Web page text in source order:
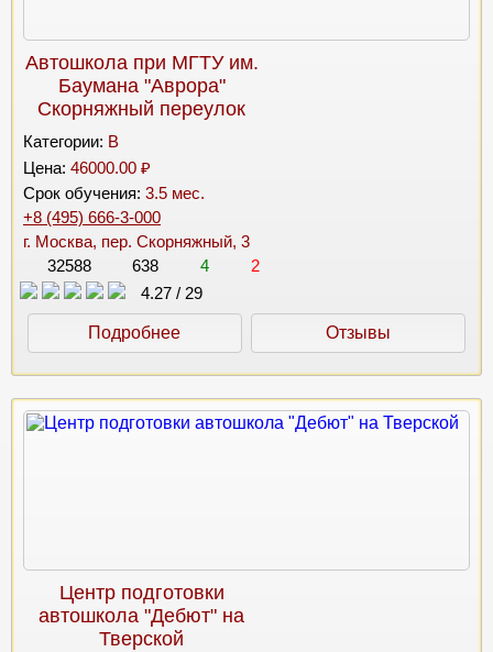
Автошкола при МГТУ им.
Баумана "Аврора"
Скорняжный переулок
Категории: B
Цена: 46000.00 ₽
Срок обучения: 3.5 мес.
+8 (495) 666-3-000
г. Москва, пер. Скорняжный, 3
32588
638 4
2
4.27 / 29
Подробнее Отзывы
Центр подготовки
автошкола "Дебют" на
Тверской